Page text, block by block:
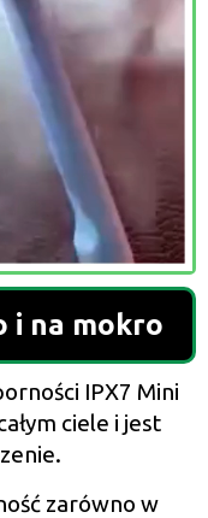
i na mokro
IPX7 Mini
ciele i jest
zarówno w